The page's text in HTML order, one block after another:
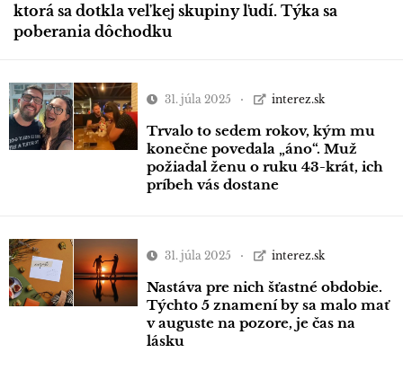
ktorá sa dotkla veľkej skupiny ľudí. Týka sa
poberania dôchodku
31. júla 2025 interez.sk
Trvalo to sedem rokov, kým mu
konečne povedala „áno“. Muž
požiadal ženu o ruku 43-krát, ich
príbeh vás dostane
31. júla 2025 interez.sk
Nastáva pre nich šťastné obdobie.
Týchto 5 znamení by sa malo mať
v auguste na pozore, je čas na
lásku